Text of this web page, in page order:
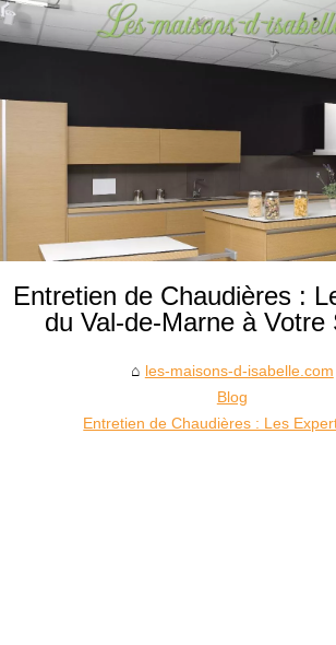
Entretien de Chaudières :
du Val-de-Marne à Votre
les-maisons-d-isabelle.com
Blog
Entretien de Chaudières : Les